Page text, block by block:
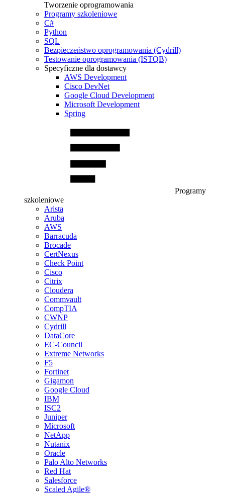
Tworzenie oprogramowania
Programy szkoleniowe
C#
Python
SQL
Bezpieczeństwo oprogramowania (Cydrill)
Testowanie oprogramowania (ISTQB)
Specyficzne dla dostawcy
AWS Development
Cisco DevNet
Google Cloud Development
Microsoft Development
Spring
Programy
szkoleniowe
Arista
Aruba
AWS
Barracuda
Brocade
CertNexus
Check Point
Cisco
Citrix
Cloudera
Commvault
CompTIA
CWNP
Cydrill
DataCore
EC-Council
Extreme Networks
F5
Fortinet
Gigamon
Google Cloud
IBM
ISC2
Juniper
Microsoft
NetApp
Nutanix
Oracle
Palo Alto Networks
Red Hat
Salesforce
Scaled Agile®